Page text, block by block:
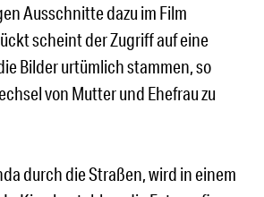
Ausschnitte dazu im Film
scheint der Zugriff auf eine
Bilder urtümlich stammen, so
von Mutter und Ehefrau zu
durch die Straßen, wird in einem